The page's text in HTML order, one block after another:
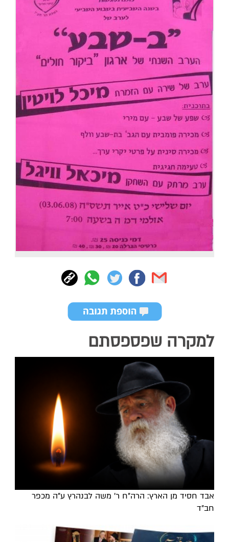
למקרה שפספסתם
אבד חסיד מן הארץ: הרה"ח ר' משה לבנהרץ ע"ה מכפר
חב"ד